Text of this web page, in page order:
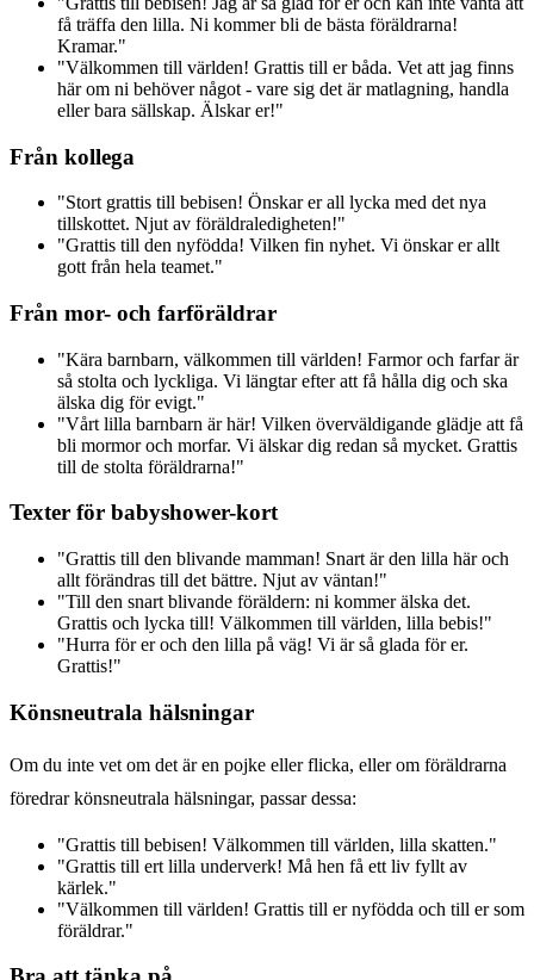
få träffa den lilla. Ni kommer bli de bästa föräldrarna!
Kramar."
"Välkommen till världen! Grattis till er båda. Vet att jag finns
här om ni behöver något - vare sig det är matlagning, handla
eller bara sällskap. Älskar er!"
Från kollega
"Stort grattis till bebisen! Önskar er all lycka med det nya
tillskottet. Njut av föräldraledigheten!"
"Grattis till den nyfödda! Vilken fin nyhet. Vi önskar er allt
gott från hela teamet."
Från mor- och farföräldrar
"Kära barnbarn, välkommen till världen! Farmor och farfar är
så stolta och lyckliga. Vi längtar efter att få hålla dig och ska
älska dig för evigt."
"Vårt lilla barnbarn är här! Vilken överväldigande glädje att få
bli mormor och morfar. Vi älskar dig redan så mycket. Grattis
till de stolta föräldrarna!"
Texter för babyshower-kort
"Grattis till den blivande mamman! Snart är den lilla här och
allt förändras till det bättre. Njut av väntan!"
"Till den snart blivande föräldern: ni kommer älska det.
Grattis och lycka till! Välkommen till världen, lilla bebis!"
"Hurra för er och den lilla på väg! Vi är så glada för er.
Grattis!"
Könsneutrala hälsningar
Om du inte vet om det är en pojke eller flicka, eller om föräldrarna
föredrar könsneutrala hälsningar, passar dessa:
"Grattis till bebisen! Välkommen till världen, lilla skatten."
"Grattis till ert lilla underverk! Må hen få ett liv fyllt av
kärlek."
"Välkommen till världen! Grattis till er nyfödda och till er som
föräldrar."